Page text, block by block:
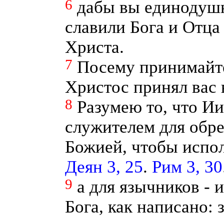
6 дабы вы
славили Бога и
Христа.
7 Посему
Христос принял
8 Разумею то, что
служителем для
Божией, чтобы
Деян 3, 25. Рим 3, 30
9 а для язычников -
Бога, как написано: